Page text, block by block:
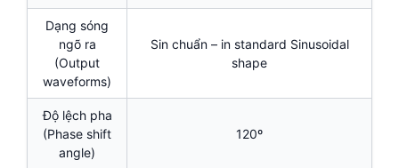
Dạng sóng
ngõ ra
(Output
waveforms)
Sin chuẩn – in standard Sinusoidal
shape
Độ lệch pha
(Phase shift
angle)
120º